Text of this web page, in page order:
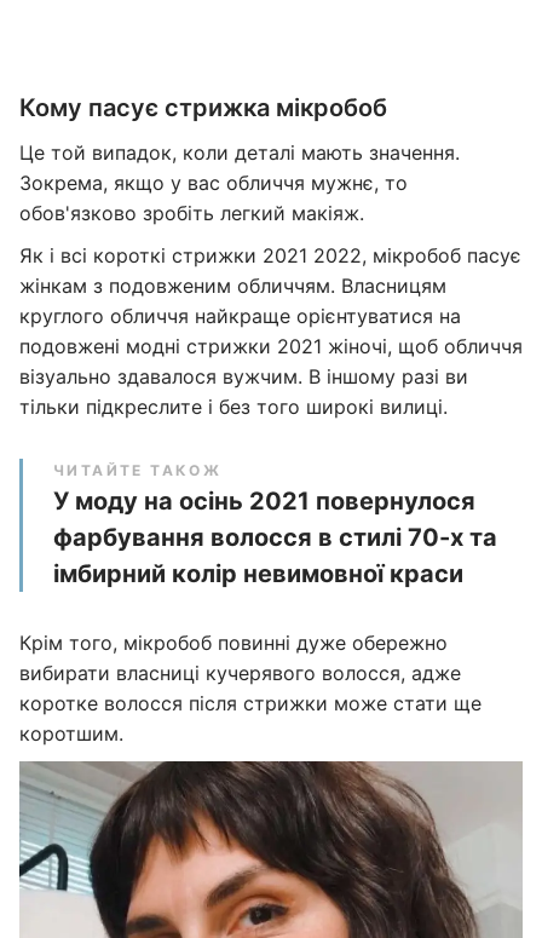
Кому пасує стрижка мікробоб
Це той випадок, коли деталі мають значення.
Зокрема, якщо у вас обличчя мужнє, то
обов'язково зробіть легкий макіяж.
Як і всі короткі стрижки 2021 2022, мікробоб пасує
жінкам з подовженим обличчям. Власницям
круглого обличчя найкраще орієнтуватися на
подовжені модні стрижки 2021 жіночі, щоб обличчя
візуально здавалося вужчим. В іншому разі ви
тільки підкреслите і без того широкі вилиці.
ЧИТАЙТЕ ТАКОЖ
У моду на осінь 2021 повернулося
фарбування волосся в стилі 70-х та
імбирний колір невимовної краси
Крім того, мікробоб повинні дуже обережно
вибирати власниці кучерявого волосся, адже
коротке волосся після стрижки може стати ще
коротшим.